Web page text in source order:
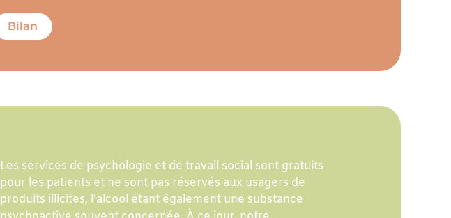
Bilan
Les services de psychologie et de travail social sont gratuits
pour les patients et ne sont pas réservés aux usagers de
produits illicites, l’alcool étant également une substance